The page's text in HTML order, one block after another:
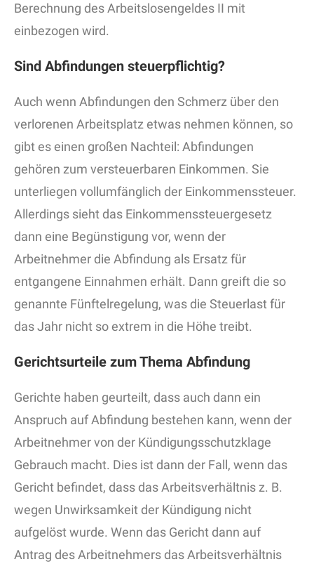
Berechnung des Arbeitslosengeldes II mit
einbezogen wird.
Sind Abfindungen steuerpflichtig?
Auch wenn Abfindungen den Schmerz über den
verlorenen Arbeitsplatz etwas nehmen können, so
gibt es einen großen Nachteil: Abfindungen
gehören zum versteuerbaren Einkommen. Sie
unterliegen vollumfänglich der Einkommenssteuer.
Allerdings sieht das Einkommenssteuergesetz
dann eine Begünstigung vor, wenn der
Arbeitnehmer die Abfindung als Ersatz für
entgangene Einnahmen erhält. Dann greift die so
genannte Fünftelregelung, was die Steuerlast für
das Jahr nicht so extrem in die Höhe treibt.
Gerichtsurteile zum Thema Abfindung
Gerichte haben geurteilt, dass auch dann ein
Anspruch auf Abfindung bestehen kann, wenn der
Arbeitnehmer von der Kündigungsschutzklage
Gebrauch macht. Dies ist dann der Fall, wenn das
Gericht befindet, dass das Arbeitsverhältnis z. B.
wegen Unwirksamkeit der Kündigung nicht
aufgelöst wurde. Wenn das Gericht dann auf
Antrag des Arbeitnehmers das Arbeitsverhältnis